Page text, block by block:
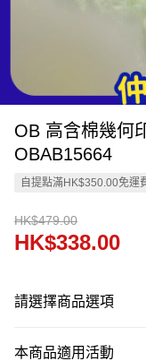
OB 高含棉幾何
OBAB15664
自提點滿HK$350.00免運
HK$479.00
HK$338.00
請選擇商品選項
本商品適用活動